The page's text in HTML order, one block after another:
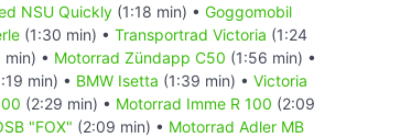
NSU Quickly (1:18 min) • Goggomobil
(1:30 min) • Transportrad Victoria (1:24
min) • Motorrad Zündapp C50 (1:56 min) •
min) • BMW Isetta (1:39 min) • Victoria
(2:29 min) • Motorrad Imme R 100 (2:09
"FOX" (2:09 min) • Motorrad Adler MB